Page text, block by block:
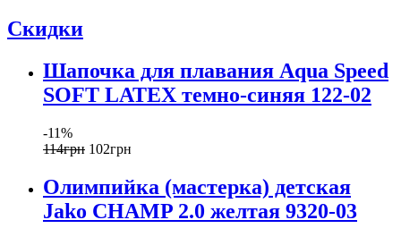
Скидки
Шапочка для плавания Aqua Speed
SOFT LATEX темно-синяя 122-02
-11%
114грн 102грн
Олимпийка (мастерка) детская
Jako CHAMP 2.0 желтая 9320-03